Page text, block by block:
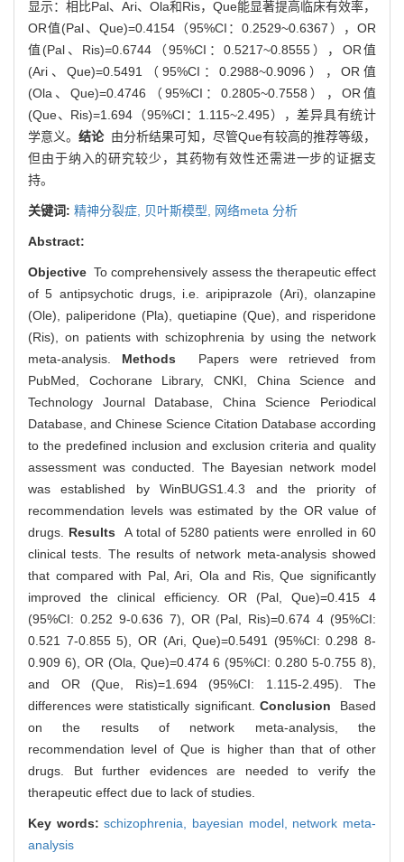
显示：相比Pal、Ari、Ola和Ris，Que能显著提高临床有效率，
OR值(Pal、Que)=0.4154（95%CI：0.2529~0.6367），OR
值(Pal、Ris)=0.6744（95%CI：0.5217~0.8555），OR值
(Ari、Que)=0.5491（95%CI：0.2988~0.9096），OR值
(Ola、Que)=0.4746（95%CI：0.2805~0.7558），OR值
(Que、Ris)=1.694（95%CI：1.115~2.495），差异具有统计
学意义。结论由分析结果可知，尽管Que有较高的推荐等级，
但由于纳入的研究较少，其药物有效性还需进一步的证据支
持。
关键词: 精神分裂症, 贝叶斯模型, 网络meta 分析
Abstract:
Objective To comprehensively assess the therapeutic effect
of 5 antipsychotic drugs, i.e. aripiprazole (Ari), olanzapine
(Ole), paliperidone (Pla), quetiapine (Que), and risperidone
(Ris), on patients with schizophrenia by using the network
meta-analysis. Methods Papers were retrieved from
PubMed, Cochorane Library, CNKI, China Science and
Technology Journal Database, China Science Periodical
Database, and Chinese Science Citation Database according
to the predefined inclusion and exclusion criteria and quality
assessment was conducted. The Bayesian network model
was established by WinBUGS1.4.3 and the priority of
recommendation levels was estimated by the OR value of
drugs.
Results A total of 5280 patients were enrolled in 60
clinical tests. The results of network meta-analysis showed
that compared with Pal, Ari, Ola and Ris, Que significantly
improved the clinical efficiency. OR (Pal, Que)=0.415 4
(95%CI: 0.252 9-0.636 7), OR (Pal, Ris)=0.674 4 (95%CI:
0.521 7-0.855 5), OR (Ari, Que)=0.5491 (95%CI: 0.298 8-
0.909 6), OR (Ola, Que)=0.474 6 (95%CI: 0.280 5-0.755 8),
and OR (Que, Ris)=1.694 (95%CI: 1.115-2.495). The
differences were statistically significant. Conclusion Based
on the results of network meta-analysis, the
recommendation level of Que is higher than that of other
drugs. But further evidences are needed to verify the
therapeutic effect due to lack of studies.
Key words:schizophrenia, bayesian model, network meta-
analysis